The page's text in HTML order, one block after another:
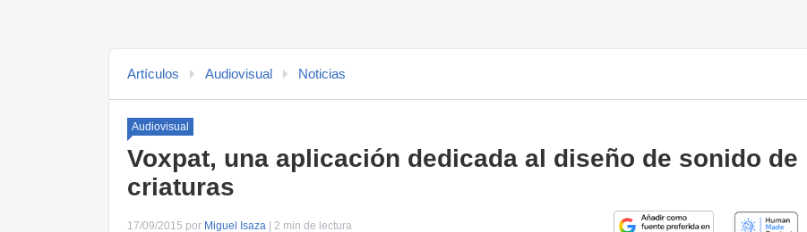
Artículos Audiovisual Noticias
Audiovisual
Voxpat, una aplicación dedicada al diseño de sonido de
criaturas
17/09/2015 por Miguel Isaza | 2 min de lectura